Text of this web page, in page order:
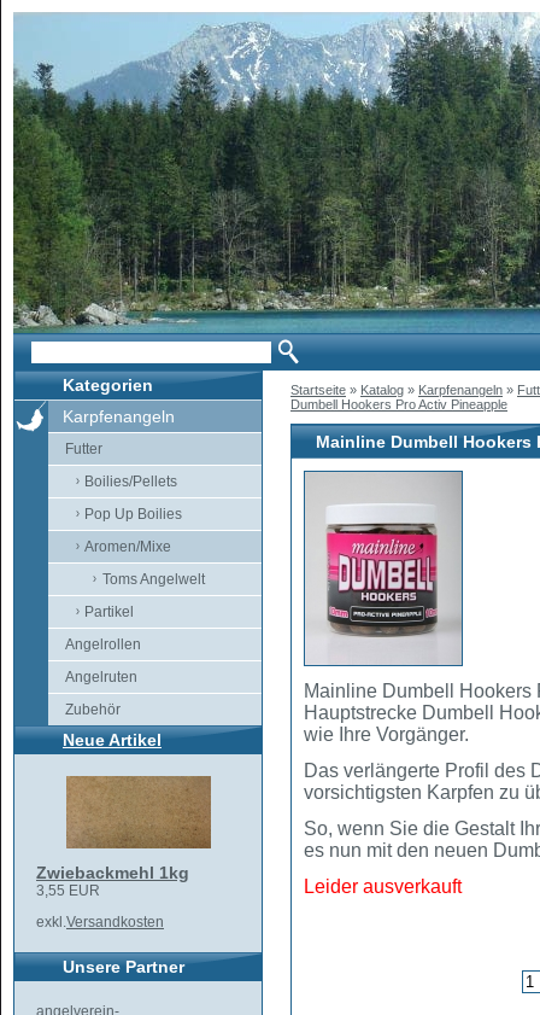
Kategorien
Karpfenangeln
Futter
Boilies/Pellets
Pop Up Boilies
Aromen/Mixe
Toms Angelwelt
Partikel
Angelrollen
Angelruten
Zubehör
Neue Artikel
Zwiebackmehl 1kg
3,55 EUR
exkl.Versandkosten
Unsere Partner
angelverein-
Startseite » Katalog » Karpfenangeln »
Dumbell Hookers Pro Activ Pineapple
Mainline Dumbell Hookers
Mainline Dumbell Hookers
Hauptstrecke Dumbell
wie Ihre Vorgänger.
Das verlängerte Profil des
vorsichtigsten Karpfen zu
So, wenn Sie die Gestalt
es nun mit den neuen
Leider ausverkauft